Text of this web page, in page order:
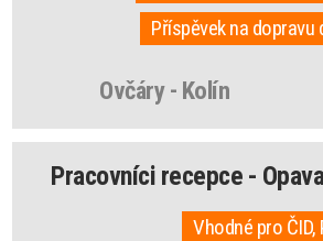
Příspěvek na
Ovčáry - Kolín
Pracovníci recepce - Opava
Vhodné pro ČID,